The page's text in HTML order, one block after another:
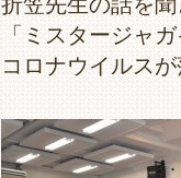
「ミスタージャ
コロナウイルス